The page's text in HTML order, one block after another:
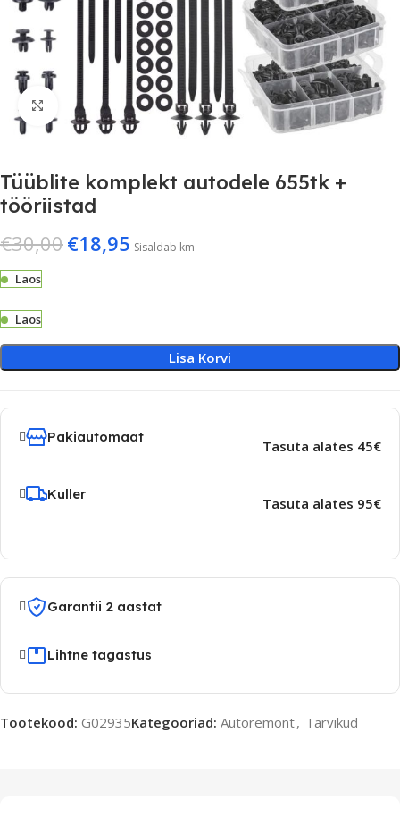
Suurenda
Tüüblite komplekt autodele 655tk +
tööriistad
€30,00€18,95 Sisaldab km
Laos
Laos
Lisa Korvi
Pakiautomaat
Tasuta alates 45€
Kuller
Tasuta alates 95€
Garantii 2 aastat
Lihtne tagastus
Tootekood: G02935Kategooriad: Autoremont, Tarvikud